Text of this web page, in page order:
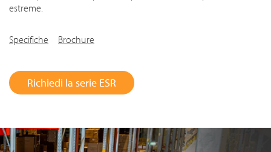
estreme.
Specifiche Brochure
Richiedi la serie ESR